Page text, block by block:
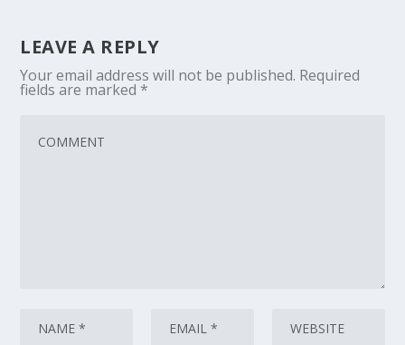
LEAVE A REPLY
Your email address will not be published. Required
fields are marked *